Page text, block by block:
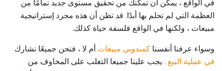
في الواقع ، يمكن أن تمكّنك من تحقيق مستوى جديد تمامًا من
العظمة التي لم تحلم بها أبدًا. قد تظن أن هذه مجرد إستراتيجية
مبيعات ، ولكنها في الواقع فلسفة حياة كذلك.
وسواء عرفنا أنفسنا كمندوبي مبيعات أم لا ، فنحن جميعًا نشارك
في عملية البيع . يجب علينا جميعا التغلب على المخاوف من